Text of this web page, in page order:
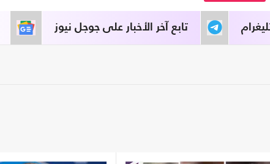
تابع آخر الأخبار على جوجل نيوز